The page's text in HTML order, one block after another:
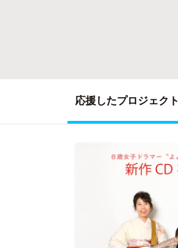
応援したプロジェクト